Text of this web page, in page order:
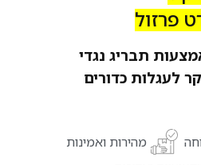
פרזול
תבריג נגדי
לעגלות כדורים
מהירות ואמינות